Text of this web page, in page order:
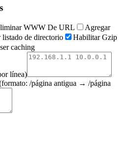
WWW De URL
Agregar
listado de directorio
Habilitar Gzip
caching
línea)
/página antigua → /página